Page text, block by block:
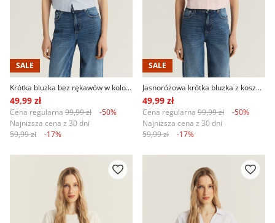
SALE
Krótka bluzka bez rękawów w kolorze baby blue
49,99 zł
Cena regularna 99,99 zł
-50%
Najniższa cena z 30 dni
59,99 zł
-17%
SALE
Jasnoróżowa krótka bluzka z koszulowym kołnierzykiem
49,99 zł
Cena regularna 99,99 zł
-50%
Najniższa cena z 30 dni
59,99 zł
-17%